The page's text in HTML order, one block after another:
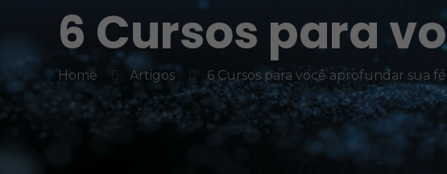
6 Cursos para
Home Artigos 6 Cursos para você aprofundar sua fé